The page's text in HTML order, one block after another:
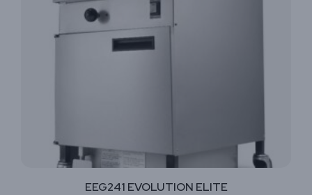
EEG241 EVOLUTION ELITE